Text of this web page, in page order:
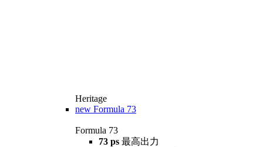
Heritage
new Formula 73
Formula 73
73 ps 最高出力